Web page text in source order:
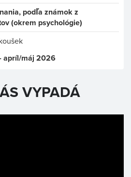
podľa známok z
(okrem psychológie)
apríl/máj 2026
VYPADÁ